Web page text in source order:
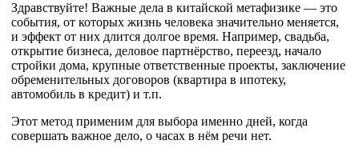
Здравствуйте! Важные дела в китайской метафизике — это
события, от которых жизнь человека значительно меняется,
и эффект от них длится долгое время. Например, свадьба,
открытие бизнеса, деловое партнёрство, переезд, начало
стройки дома, крупные ответственные проекты, заключение
обременительных договоров (квартира в ипотеку,
автомобиль в кредит) и т.п.
Этот метод применим для выбора именно дней, когда
совершать важное дело, о часах в нём речи нет.